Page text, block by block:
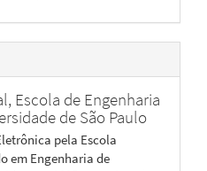
Escola de Engenharia
de São Paulo
pela Escola
em Engenharia de